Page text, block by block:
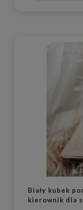
Biały kubek
kierownik dla